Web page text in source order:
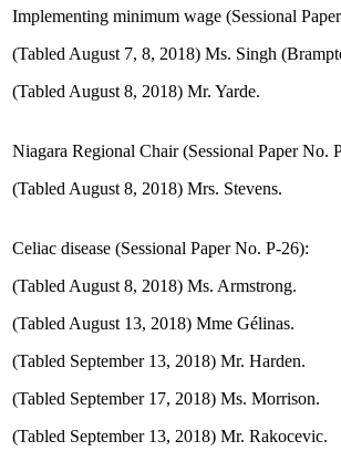
Implementing minimum wage (Sessional
(Tabled August 7, 8, 2018) Ms. Singh
(Tabled August 8, 2018) Mr. Yarde.
Niagara Regional Chair (Sessional Paper No.
(Tabled August 8, 2018) Mrs. Stevens.
Celiac disease (Sessional Paper No. P-26):
(Tabled August 8, 2018) Ms. Armstrong.
(Tabled August 13, 2018) Mme Gélinas.
(Tabled September 13, 2018) Mr. Harden.
(Tabled September 17, 2018) Ms. Morrison.
(Tabled September 13, 2018) Mr. Rakocevic.